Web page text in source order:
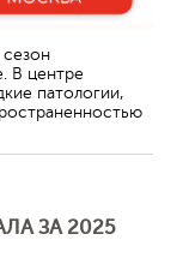
В центре
патологии,
ЗА 2025